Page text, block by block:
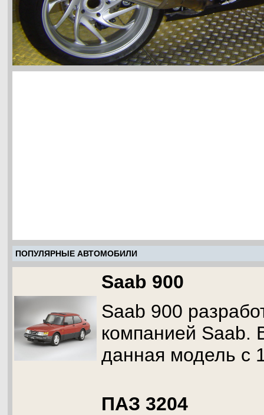
ПОПУЛЯРНЫЕ АВТОМОБИЛИ
Saab 900
Saab 900
компанией Saab.
данная модель с
ПАЗ 3204